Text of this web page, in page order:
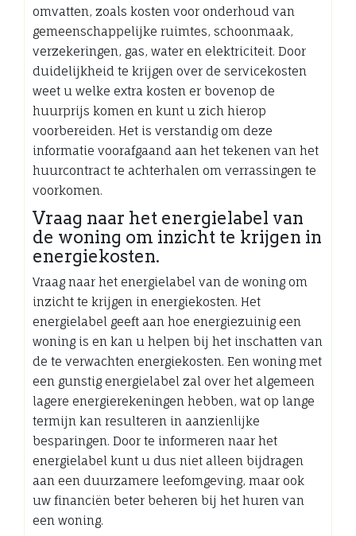
omvatten, zoals kosten voor onderhoud van
gemeenschappelijke ruimtes, schoonmaak,
verzekeringen, gas, water en elektriciteit. Door
duidelijkheid te krijgen over de servicekosten
weet u welke extra kosten er bovenop de
huurprijs komen en kunt u zich hierop
voorbereiden. Het is verstandig om deze
informatie voorafgaand aan het tekenen van het
huurcontract te achterhalen om verrassingen te
voorkomen.
Vraag naar het energielabel van
de woning om inzicht te krijgen in
energiekosten.
Vraag naar het energielabel van de woning om
inzicht te krijgen in energiekosten. Het
energielabel geeft aan hoe energiezuinig een
woning is en kan u helpen bij het inschatten van
de te verwachten energiekosten. Een woning met
een gunstig energielabel zal over het algemeen
lagere energierekeningen hebben, wat op lange
termijn kan resulteren in aanzienlijke
besparingen. Door te informeren naar het
energielabel kunt u dus niet alleen bijdragen
aan een duurzamere leefomgeving, maar ook
uw financiën beter beheren bij het huren van
een woning.